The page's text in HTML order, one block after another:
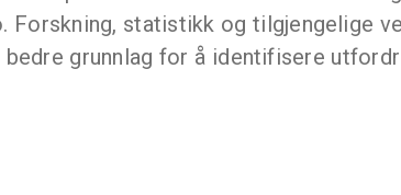
Forskning, statistikk og tilgjengelige
grunnlag for å identifisere